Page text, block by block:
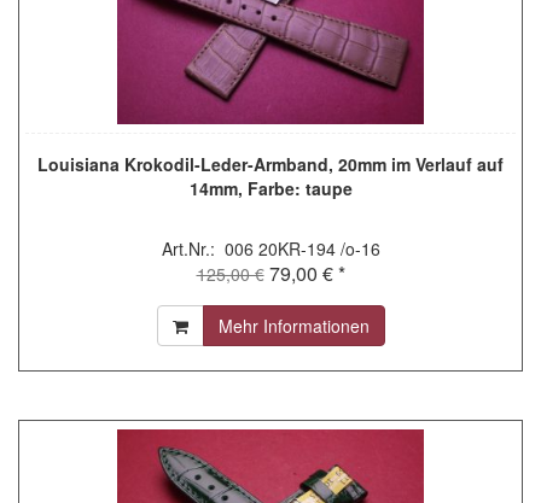
Louisiana Krokodil-Leder-Armband, 20mm im Verlauf auf
14mm, Farbe: taupe
Art.Nr.: 006 20KR-194 /o-16
125,00 € 79,00 € *
Mehr Informationen